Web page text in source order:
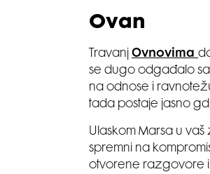
Ovan
Travanj Ovnovima
se dugo odgađalo
na odnose i
tada postaje jasno
Ulaskom Marsa u vaš
spremni na
otvorene razgovore i